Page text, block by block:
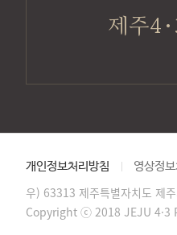
제주
개인정보처리방침 영상정
우) 63313 제주특별자치도 제
Copyright ⓒ 2018 JEJU 4·3